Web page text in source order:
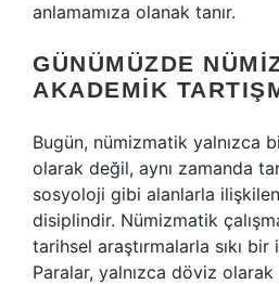
anlamamıza olanak tanır.
GÜNÜMÜZDE
AKADEMIK
Bugün, nümizmatik yalnızca
olarak değil, aynı zamanda
sosyoloji gibi alanlarla
disiplindir. Nümizmatik
tarihsel araştırmalarla sıkı
Paralar, yalnızca döviz